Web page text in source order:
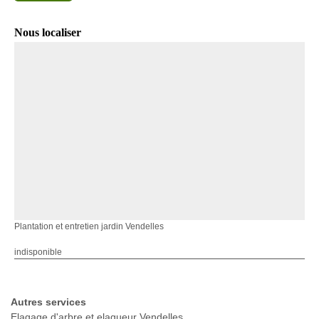
Nous localiser
Plantation et entretien jardin Vendelles
indisponible
Autres services